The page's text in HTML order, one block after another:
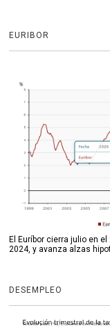
EURIBOR
El Euríbor cierra julio en
2024, y avanza alzas
DESEMPLEO